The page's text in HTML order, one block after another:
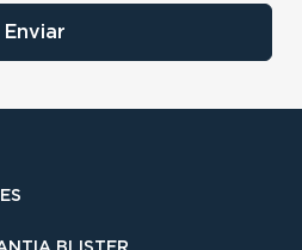
Enviar